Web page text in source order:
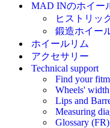
MAD INのホイー
ヒストリッ
鍛造ホイー
ホイールリム
アクセサリー
Technical support
Find your
Wheels' width
Lips and
Measuring
Glossary (FR)